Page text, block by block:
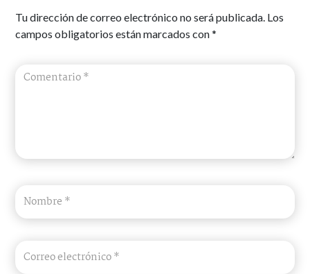
Tu dirección de correo electrónico no será publicada. Los
campos obligatorios están marcados con*